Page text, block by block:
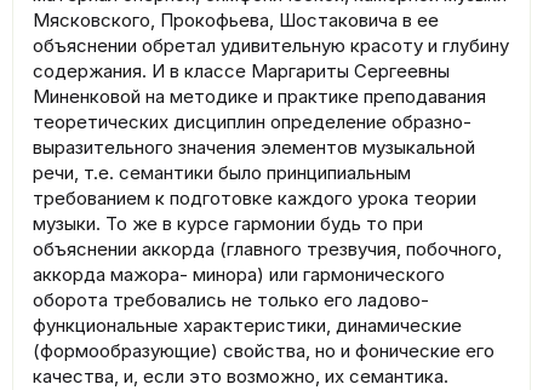
Мясковского, Прокофьева, Шостаковича в ее
объяснении обретал удивительную красоту и глубину
содержания. И в классе Маргариты Сергеевны
Миненковой на методике и практике преподавания
теоретических дисциплин определение образно-
выразительного значения элементов музыкальной
речи, т.е. семантики было принципиальным
требованием к подготовке каждого урока теории
музыки. То же в курсе гармонии будь то при
объяснении аккорда (главного трезвучия, побочного,
аккорда мажора- минора) или гармонического
оборота требовались не только его ладово-
функциональные характеристики, динамические
(формообразующие) свойства, но и фонические его
качества, и, если это возможно, их семантика.